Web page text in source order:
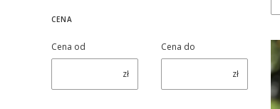
CENA
Cena od
zł
Cena do
zł